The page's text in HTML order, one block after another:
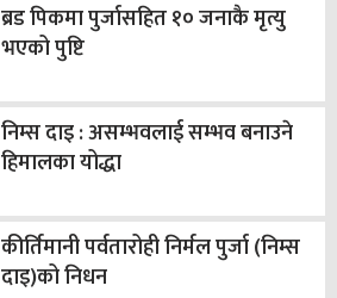
ब्रड पिकमा पुर्जासहित १० जनाकै मृत्यु
भएको पुष्टि
निम्स दाइ : असम्भवलाई सम्भव बनाउने
हिमालका योद्धा
कीर्तिमानी पर्वतारोही निर्मल पुर्जा (निम्स
दाइ)को निधन